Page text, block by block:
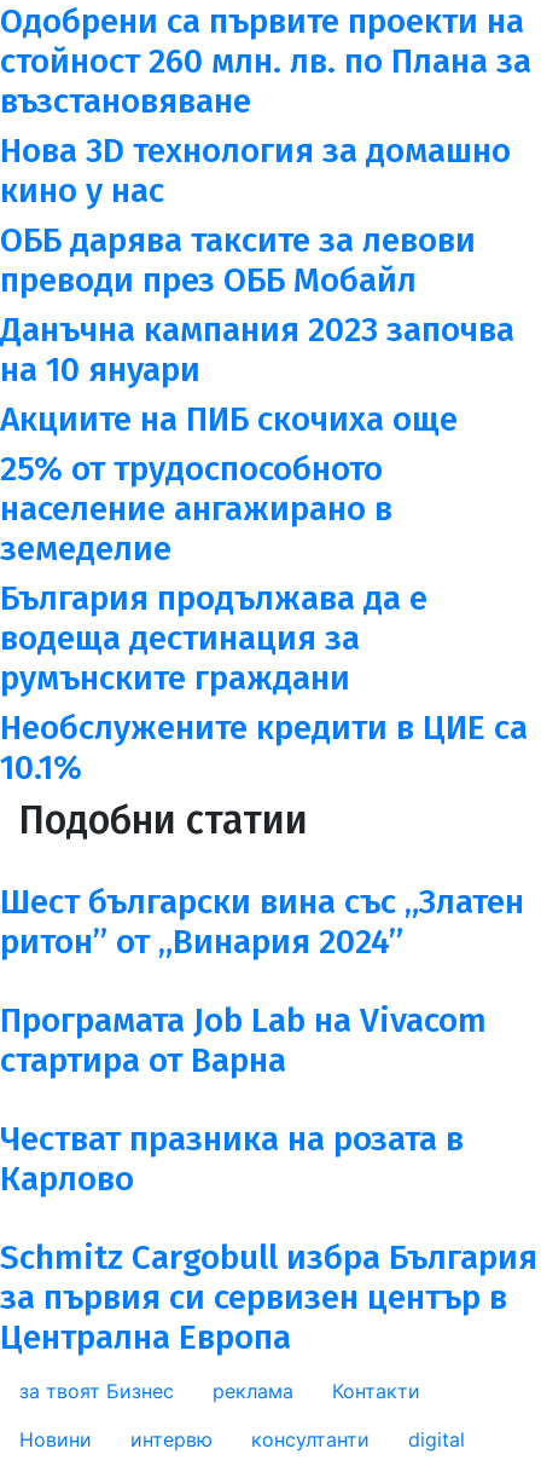
Одобрени са първите проекти на
стойност 260 млн. лв. по Плана за
възстановяване
Нова 3D технология за домашно
кино у нас
ОББ дарява таксите за левови
преводи през ОББ Мобайл
Данъчна кампания 2023 започва
на 10 януари
Акциите на ПИБ скочиха още
25% от трудоспособното
население ангажирано в
земеделие
България продължава да е
водеща дестинация за
румънските граждани
Необслужените кредити в ЦИЕ са
10.1%
Подобни статии
Шест български вина със „Златен
ритон” от „Винария 2024”
Програмата Job Lab на Vivacom
стартира от Варна
Честват празника на розата в
Карлово
Schmitz Cargobull избра България
за първия си сервизен център в
Централна Европа
за твоят Бизнес реклама Контакти
footer_statii
Новини интервю консултанти digital